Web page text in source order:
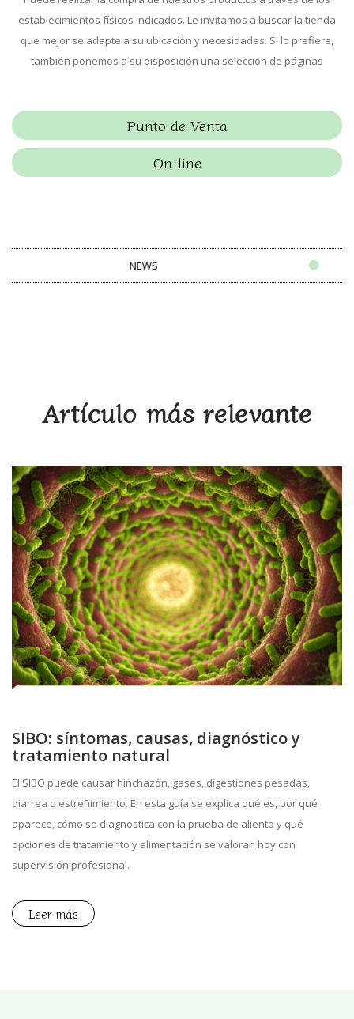
establecimientos físicos indicados. Le invitamos a buscar la tienda
que mejor se adapte a su ubicación y necesidades. Si lo prefiere,
también ponemos a su disposición una selección de páginas
Punto de Venta
On-line
Artículo más relevante
SIBO: síntomas, causas, diagnóstico y
tratamiento natural
El SIBO puede causar hinchazón, gases, digestiones pesadas,
diarrea o estreñimiento. En esta guía se explica qué es, por qué
aparece, cómo se diagnostica con la prueba de aliento y qué
opciones de tratamiento y alimentación se valoran hoy con
supervisión profesional.
Leer más